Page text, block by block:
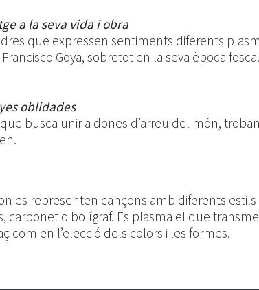
a la seva vida i obra
que expressen sentiments diferents
Goya, sobretot en la seva època fosca.
oblidades
busca unir a dones d’arreu del món,
es representen cançons amb diferents
carbonet o bolígraf. Es plasma el que
com en l’elecció dels colors i les formes.